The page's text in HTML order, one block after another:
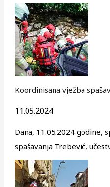
Koordinisana vježba
11.05.2024
Dana, 11.05.2024 godine,
spašavanja Trebević,